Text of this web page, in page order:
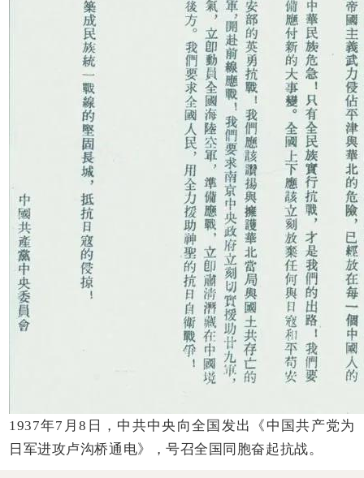
1937年7月8日，中共中央向全国发出《中国共产党为
日军进攻卢沟桥通电》，号召全国同胞奋起抗战。